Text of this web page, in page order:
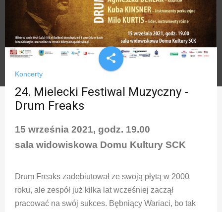
share
Koncerty
24. Mielecki Festiwal Muzyczny -
Drum Freaks
15 września 2021, godz. 19.00
sala widowiskowa Domu Kultury SCK
Drum Freaks zadebiutował ze swoją płytą w 2000
roku, ale zespół już kilka lat wcześniej zaczął
pracować na swój sukces. Bębniący Wariaci, bo tak